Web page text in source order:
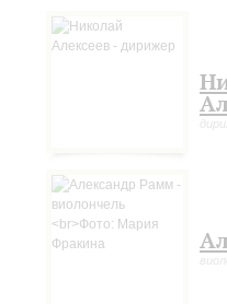
вскоре на исполнение
все знал заранее: «Я не
письма другу Исааку
Причиной стал текст
симфонии: в ней
существовало. Резонанс
Высоко оценив поэму,
вскоре замысел
легли стихи Евтушенко,
для композитора было